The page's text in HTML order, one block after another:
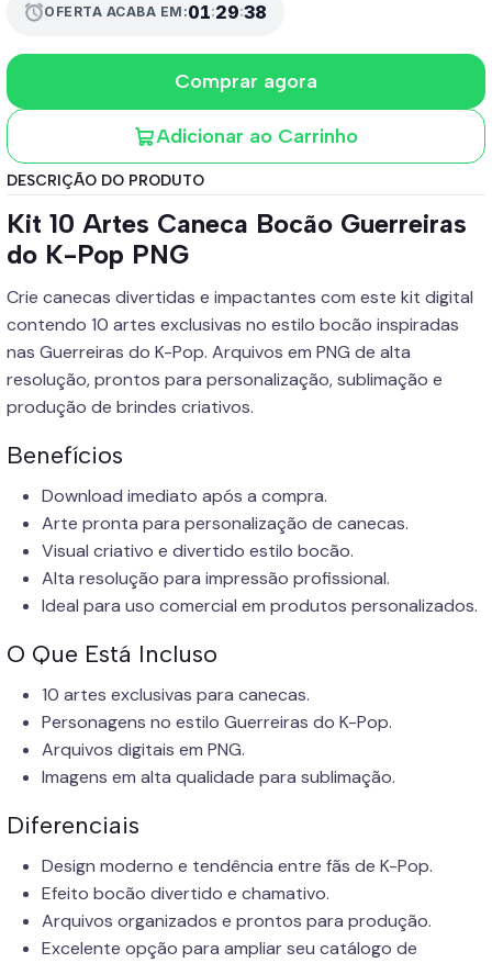
alarmOFERTA ACABA EM:01:29:37
Adicionar ao Carrinho
Comprar agora
DESCRIÇÃO DO PRODUTO
Kit 10 Artes Caneca Bocão Guerreiras
do K-Pop PNG
Crie canecas divertidas e impactantes com este kit digital
contendo 10 artes exclusivas no estilo bocão inspiradas
nas Guerreiras do K-Pop. Arquivos em PNG de alta
resolução, prontos para personalização, sublimação e
produção de brindes criativos.
Benefícios
Download imediato após a compra.
Arte pronta para personalização de canecas.
Visual criativo e divertido estilo bocão.
Alta resolução para impressão profissional.
Ideal para uso comercial em produtos personalizados.
O Que Está Incluso
10 artes exclusivas para canecas.
Personagens no estilo Guerreiras do K-Pop.
Arquivos digitais em PNG.
Imagens em alta qualidade para sublimação.
Diferenciais
Design moderno e tendência entre fãs de K-Pop.
Efeito bocão divertido e chamativo.
Arquivos organizados e prontos para produção.
Excelente opção para ampliar seu catálogo de